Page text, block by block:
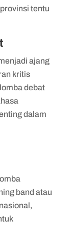
tentu
ajang
kritis
debat
dalam
band atau